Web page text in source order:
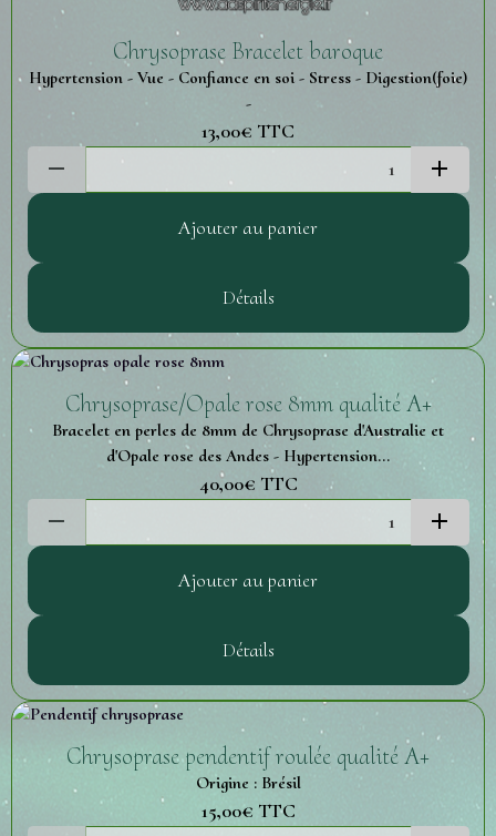
Chrysoprase Bracelet baroque
Hypertension - Vue - Confiance en soi - Stress - Digestion(foie)
-
13,00€ TTC
Ajouter au panier
Détails
Chrysoprase/Opale rose 8mm qualité A+
Bracelet en perles de 8mm de Chrysoprase d'Australie et
d'Opale rose des Andes - Hypertension...
40,00€ TTC
Ajouter au panier
Détails
Chrysoprase pendentif roulée qualité A+
Origine : Brésil
15,00€ TTC